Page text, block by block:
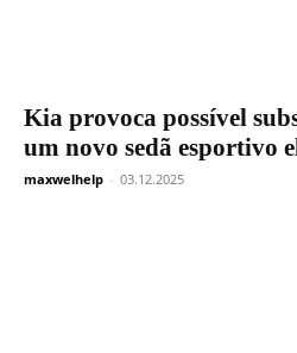
Kia provoca possível
um novo sedã esportivo
maxwelhelp - 03.12.2025